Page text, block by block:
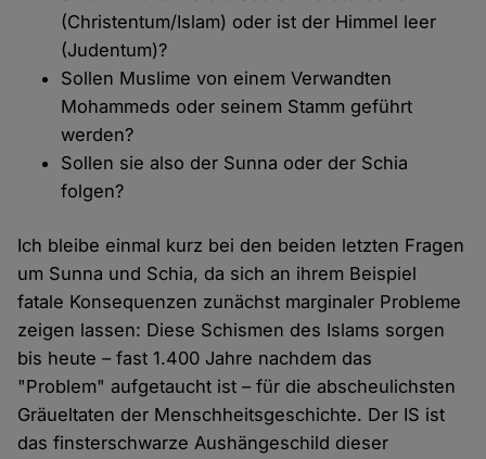
(Christentum/Islam) oder ist der Himmel leer
(Judentum)?
Sollen Muslime von einem Verwandten
Mohammeds oder seinem Stamm geführt
werden?
Sollen sie also der Sunna oder der Schia
folgen?
Ich bleibe einmal kurz bei den beiden letzten Fragen
um Sunna und Schia, da sich an ihrem Beispiel
fatale Konsequenzen zunächst marginaler Probleme
zeigen lassen: Diese Schismen des Islams sorgen
bis heute – fast 1.400 Jahre nachdem das
"Problem" aufgetaucht ist – für die abscheulichsten
Gräueltaten der Menschheitsgeschichte. Der IS ist
das finsterschwarze Aushängeschild dieser